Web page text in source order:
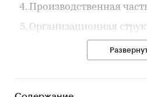
Производственная
Организационная
Финансовый план